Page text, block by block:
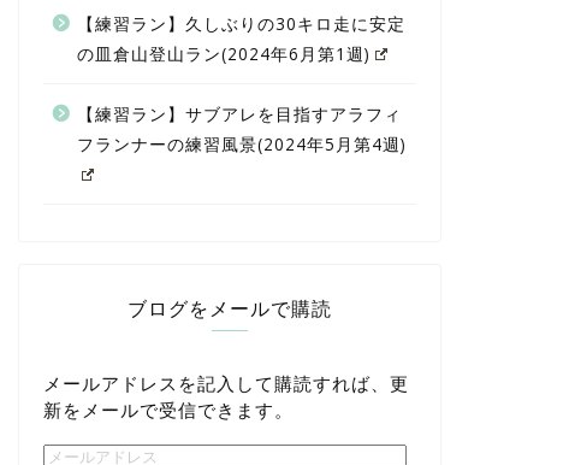
【練習ラン】久しぶりの30キロ走に安定
の皿倉山登山ラン(2024年6月第1週)
【練習ラン】サブアレを目指すアラフィ
フランナーの練習風景(2024年5月第4週)
ブログをメールで購読
メールアドレスを記入して購読すれば、更
新をメールで受信できます。